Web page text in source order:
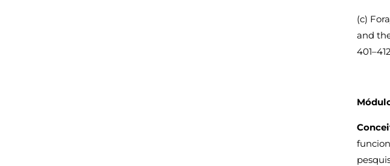
(c)
and